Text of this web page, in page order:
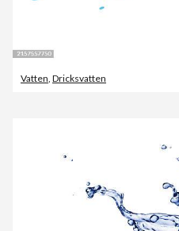
Vatten, Dricksvatten